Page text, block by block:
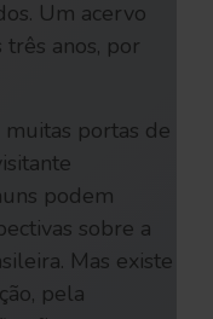
Um acervo
anos, por
muitas portas de
podem
sobre a
Mas existe
pela